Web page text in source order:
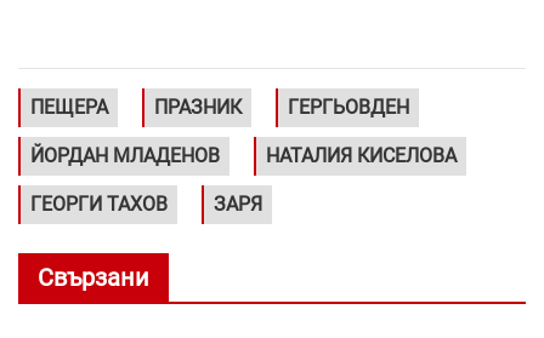
ПЕЩЕРА ПРАЗНИК ГЕРГЬОВДЕН
ЙОРДАН МЛАДЕНОВ НАТАЛИЯ КИСЕЛОВА
ГЕОРГИ ТАХОВ ЗАРЯ
Свързани